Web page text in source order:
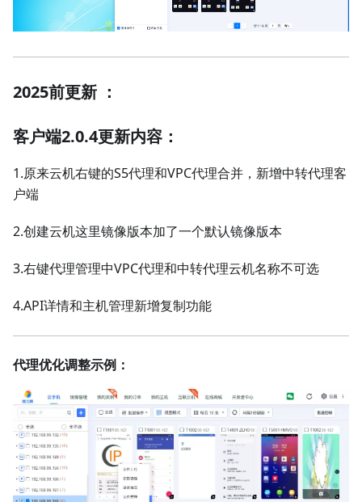
2025前更新 ：
客户端2.0.4更新内容：
1.原来云机右键的S5代理和VPC代理合并，新增中转代理客
户端
2.创建云机这里镜像版本加了一个默认镜像版本
3.右键代理管理中VPC代理和中转代理云机名称不可选
4.API详情和主机管理新增复制功能
代理优化调整示例：